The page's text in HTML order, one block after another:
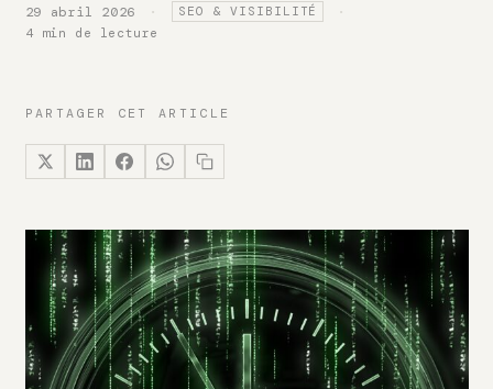
29 abril 2026 · SEO & VISIBILITÉ ·
4 min de lecture
PARTAGER CET ARTICLE